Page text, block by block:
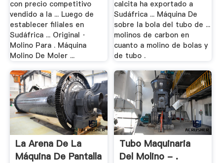
con precio competitivo
vendido a la ... Luego de
establecer filiales en
Sudáfrica ... Original ·
Molino Para . Máquina
Molino De Moler ...
calcita ha exportado a
Sudáfrica ... Máquina De
sobre la bola del tubo de ...
molinos de carbon en
cuanto a molino de bolas y
de tubo .
La Arena De La
Máquina De Pantalla
Tubo Maquinaria
Del Molino - .